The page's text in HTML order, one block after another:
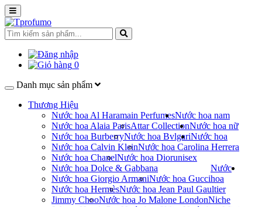
0
Danh mục sản phẩm
Thương Hiệu
Nước hoa Al Haramain Perfumes
Nước hoa Alaia ParisAttar Collection
Nước hoa BurberryNước hoa Bvlgari
Nước hoa Calvin KleinNước hoa Carolina Herrera
Nước hoa ChanelNước hoa Dior
Nước hoa Dolce & Gabbana
Nước hoa Giorgio ArmaniNước hoa Gucci
Nước hoa HermèsNước hoa Jean Paul Gaultier
Jimmy ChooNước hoa Jo Malone London
Nước hoa nam
Nước hoa nữ
Nước hoa
unisex
Nước
hoa
Niche